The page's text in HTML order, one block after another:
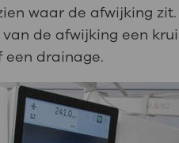
waar de afwijking zit.
de afwijking een
een drainage.